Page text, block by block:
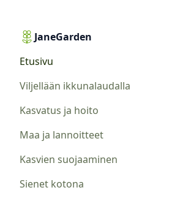
JaneGarden
Etusivu
Viljellään ikkunalaudalla
Kasvatus ja hoito
Maa ja lannoitteet
Kasvien suojaaminen
Sienet kotona